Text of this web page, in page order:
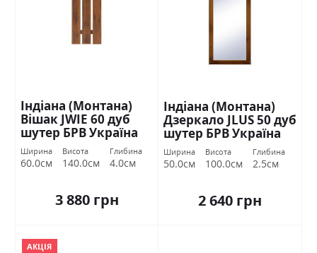
Індіана (Монтана)
Вішак JWIE 60 дуб
шутер БРВ Україна
Ширина
60.0см
Висота
140.0см
Глибина
4.0см
3 880 грн
Індіана (Монтана)
Дзеркало JLUS 50 дуб
шутер БРВ Україна
Ширина
50.0см
Висота
100.0см
Глибина
2.5см
2 640 грн
АКЦІЯ